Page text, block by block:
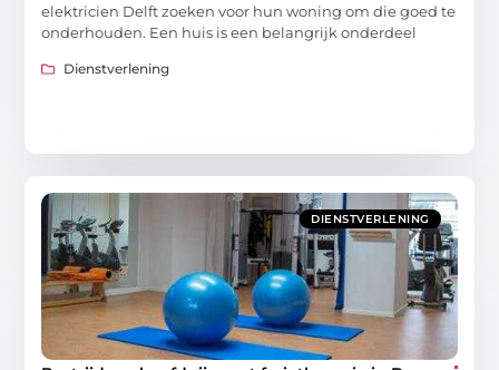
elektricien Delft zoeken voor hun woning om die goed te
onderhouden. Een huis is een belangrijk onderdeel
Dienstverlening
DIENSTVERLENING